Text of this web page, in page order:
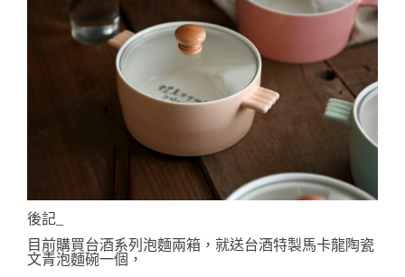
後記_
目前購買台酒系列泡麵兩箱，就送台酒特製馬卡龍陶瓷
文青泡麵碗一個，